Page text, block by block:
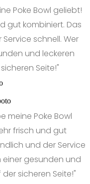
Poke Bowl geliebt!
gut kombiniert. Das
schnell. Wer
und leckeren
Seite!"
meine Poke Bowl
frisch und gut
und der Service
einer gesunden und
sicheren Seite!"